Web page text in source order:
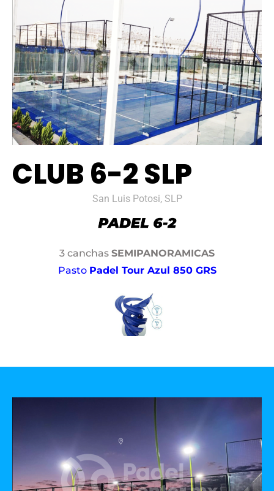
CLUB 6-2 SLP
San Luis Potosi, SLP
3 canchas SEMIPANORAMICAS
Pasto Padel Tour Azul 850 GRS